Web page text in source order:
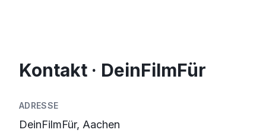
Kontakt · DeinFilmFür
ADRESSE
DeinFilmFür, Aachen